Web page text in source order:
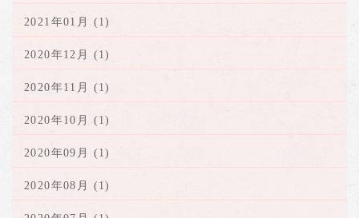
2021年01月 (1)
2020年12月 (1)
2020年11月 (1)
2020年10月 (1)
2020年09月 (1)
2020年08月 (1)